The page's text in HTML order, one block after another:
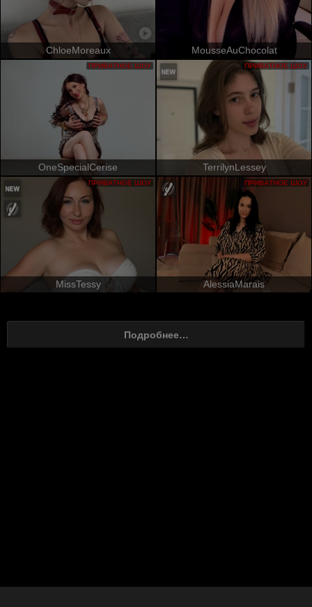
ChloeMoreaux MousseAuChocolat
OneSpecialCerise
ПРИВАТНОЕ ШОУ
TerrilynLessey
ПРИВАТНОЕ ШОУ
MissTessy
ПРИВАТНОЕ ШОУ
AlessiaMarais
ПРИВАТНОЕ ШОУ
Подробнее…